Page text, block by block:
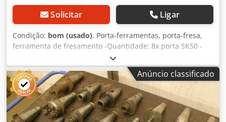
Solicitar Ligar
Condição: bom (usado), Porta-ferramentas, porta-fresa,
ferramenta de fresamento -Quantidade: 8x porta SK50 -
várias configurações -Acessórios: mandril de furadeira,
mandril de fixação plana, buchas de redução, cabeçote de
faca, fresa frontal cilíndrica, ferramenta de fuso -somente
venda em conjunto Djdpfx Aaob Ecdpshjkr -Peso: 26 kg
Anúncio classificado